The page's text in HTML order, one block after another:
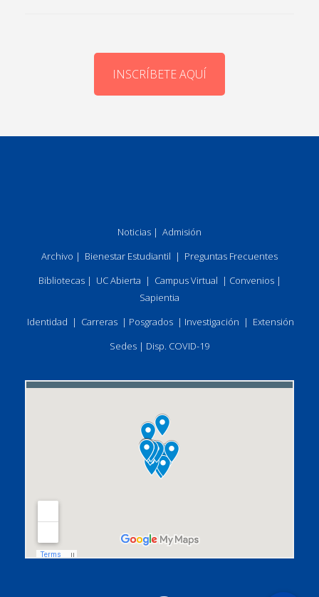
INSCRÍBETE AQUÍ
Noticias | Admisión
Archivo | Bienestar Estudiantil | Preguntas Frecuentes
Bibliotecas| UC Abierta | Campus Virtual | Convenios|
Sapientia
Identidad | Carreras | Posgrados | Investigación | Extensión
Sedes | Disp. COVID-19